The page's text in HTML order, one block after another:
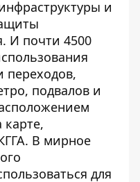
и
И почти 4500
переходов,
​​подвалов и
карте,
В мирное
для